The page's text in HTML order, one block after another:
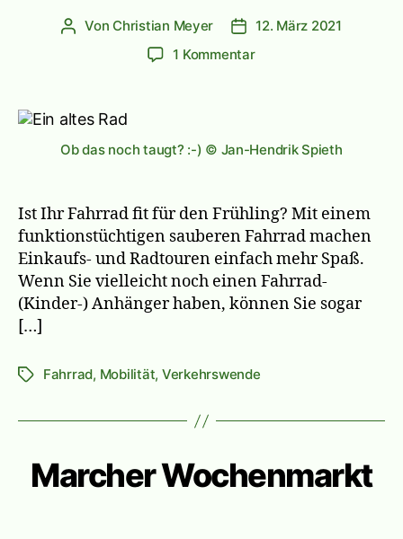
Beitragsautor
VonChristian Meyer Veröffentlichungsdatum
12. März 2021
1 Kommentarzu
Ob das noch taugt? :-) © Jan-Hendrik Spieth
Ist Ihr Fahrrad fit für den Frühling? Mit einem
funktionstüchtigen sauberen Fahrrad machen
Einkaufs- und Radtouren einfach mehr Spaß.
Wenn Sie vielleicht noch einen Fahrrad-
(Kinder-) Anhänger haben, können Sie sogar
[…]
Schlagwörter
Fahrrad, Mobilität, Verkehrswende
Marcher Wochenmarkt